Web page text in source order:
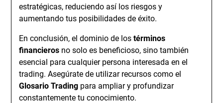
estratégicas, reduciendo así los riesgos y
aumentando tus posibilidades de éxito.
En conclusión, el dominio de lostérminos
financieros no solo es beneficioso, sino también
esencial para cualquier persona interesada en el
trading. Asegúrate de utilizar recursos como el
Glosario Trading para ampliar y profundizar
constantemente tu conocimiento.